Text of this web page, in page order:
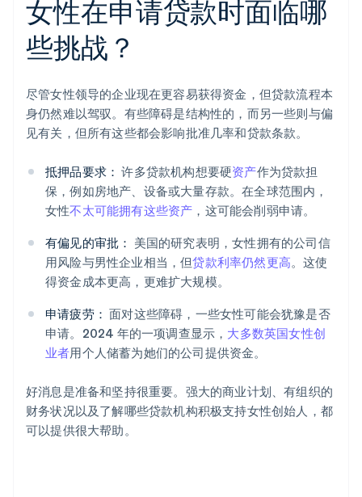
女性在申请贷款时面临哪
些挑战？
尽管女性领导的企业现在更容易获得资金，但贷款流程本
身仍然难以驾驭。有些障碍是结构性的，而另一些则与偏
见有关，但所有这些都会影响批准几率和贷款条款。
抵押品要求： 许多贷款机构想要硬资产作为贷款担
保，例如房地产、设备或大量存款。在全球范围内，
女性不太可能拥有这些资产 ，这可能会削弱申请。
有偏见的审批： 美国的研究表明，女性拥有的公司信
用风险与男性企业相当，但贷款利率仍然更高。这使
得资金成本更高，更难扩大规模。
申请疲劳： 面对这些障碍，一些女性可能会犹豫是否
申请。2024 年的一项调查显示， 大多数英国女性创
业者用个人储蓄为她们的公司提供资金。
好消息是准备和坚持很重要。强大的商业计划、有组织的
财务状况以及了解哪些贷款机构积极支持女性创始人，都
可以提供很大帮助。